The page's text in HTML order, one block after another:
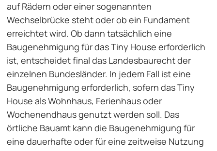
auf Rädern oder einer sogenannten
Wechselbrücke steht oder ob ein Fundament
erreichtet wird. Ob dann tatsächlich eine
Baugenehmigung für das Tiny House erforderlich
ist, entscheidet final das Landesbaurecht der
einzelnen Bundesländer. In jedem Fall ist eine
Baugenehmigung erforderlich, sofern das Tiny
House als Wohnhaus, Ferienhaus oder
Wochenendhaus genutzt werden soll. Das
örtliche Bauamt kann die Baugenehmigung für
eine dauerhafte oder für eine zeitweise Nutzung